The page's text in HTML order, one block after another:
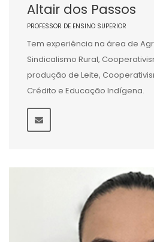
Altair dos Passos
PROFESSOR DE ENSINO SUPERIOR
Tem experiência na área de
Sindicalismo Rural,
produção de Leite,
Crédito e Educação Indígena.